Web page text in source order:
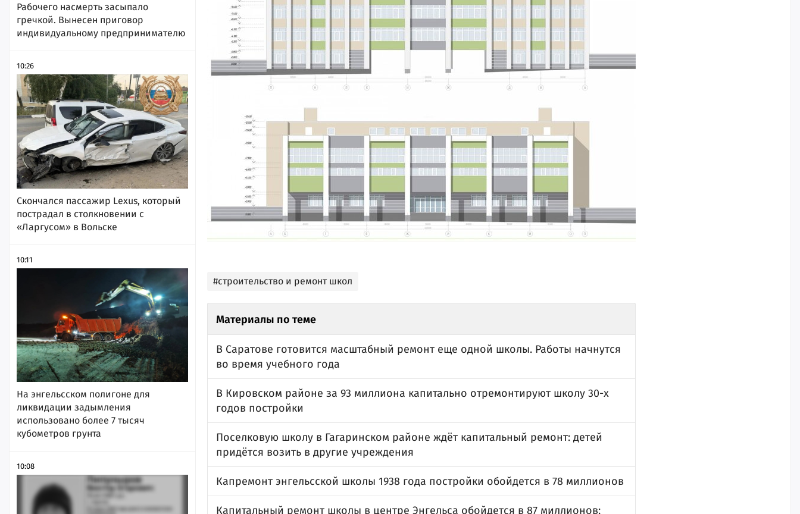
Рабочего насмерть засыпало
гречкой. Вынесен приговор
индивидуальному предпринимателю
10:26
Скончался пассажир Lexus, который
пострадал в столкновении с
«Ларгусом» в Вольске
10:11
На энгельсском полигоне для
ликвидации задымления
использовано более 7 тысяч
кубометров грунта
10:08
#строительство и ремонт школ
Материалы по теме
В Саратове готовится масштабный ремонт еще одной школы. Работы начнутся
во время учебного года
В Кировском районе за 93 миллиона капитально отремонтируют школу 30-х
годов постройки
Поселковую школу в Гагаринском районе ждёт капитальный ремонт: детей
придётся возить в другие учреждения
Капремонт энгельсской школы 1938 года постройки обойдется в 78 миллионов
Капитальный ремонт школы в центре Энгельса обойдется в 87 миллионов: